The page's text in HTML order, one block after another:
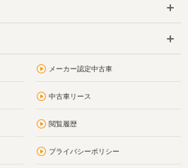
メーカー認定中古車
中古車リース
閲覧履歴
プライバシーポリシー